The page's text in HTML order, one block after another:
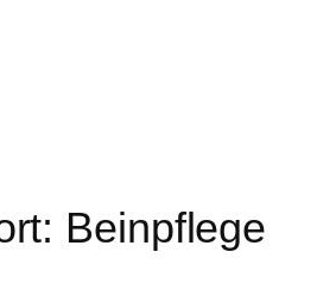
Beinpflege